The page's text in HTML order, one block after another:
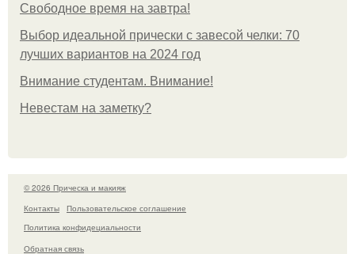
Свободное время на завтра!
Выбор идеальной прически с завесой челки: 70
лучших вариантов на 2024 год
Внимание студентам. Внимание!
Невестам на заметку?
© 2026 Прическа и макияж
Контакты
Пользовательское соглашение
Политика конфидециальности
Обратная связь